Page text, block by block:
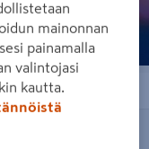
Suodattimet
mainonnan
painamalla
valintojasi
kautta.